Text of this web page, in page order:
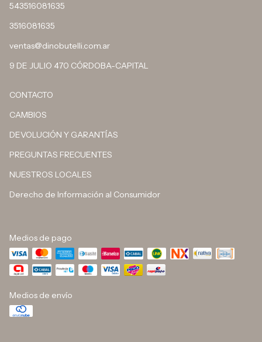
543516081635
3516081635
ventas@dinobutelli.com.ar
9 DE JULIO 470 CÓRDOBA-CAPITAL
CONTACTO
CAMBIOS
DEVOLUCIÓN Y GARANTÍAS
PREGUNTAS FRECUENTES
NUESTROS LOCALES
Derecho de Información al Consumidor
Medios de pago
Medios de envío